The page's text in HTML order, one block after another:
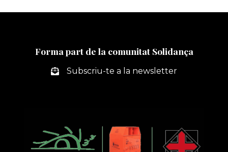
Forma part de la comunitat Solidança
Subscriu-te a la newsletter